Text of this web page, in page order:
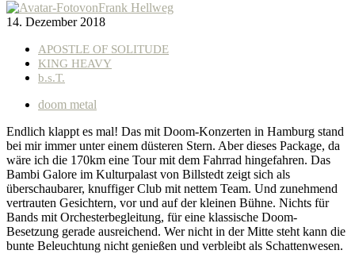
vonFrank Hellweg
14. Dezember 2018
APOSTLE OF SOLITUDE
KING HEAVY
b.s.T.
doom metal
Endlich klappt es mal! Das mit Doom-Konzerten in Hamburg stand
bei mir immer unter einem düsteren Stern. Aber dieses Package, da
wäre ich die 170km eine Tour mit dem Fahrrad hingefahren. Das
Bambi Galore im Kulturpalast von Billstedt zeigt sich als
überschaubarer, knuffiger Club mit nettem Team. Und zunehmend
vertrauten Gesichtern, vor und auf der kleinen Bühne. Nichts für
Bands mit Orchesterbegleitung, für eine klassische Doom-
Besetzung gerade ausreichend. Wer nicht in der Mitte steht kann die
bunte Beleuchtung nicht genießen und verbleibt als Schattenwesen.